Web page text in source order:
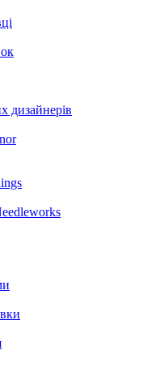
дизайнерів